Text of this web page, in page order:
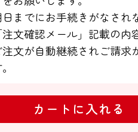
までにお手続きがなされ
注文確認メール」記載の内
注文が自動継続されご請求
カートに入れる